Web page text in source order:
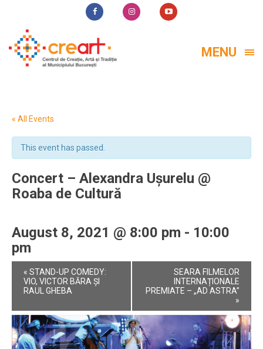
MENU
« All Events
This event has passed.
Concert – Alexandra Ușurelu @
Roaba de Cultură
August 8, 2021 @ 8:00 pm - 10:00
pm
Event
Navigation
« STAND-UP COMEDY:
VIO, VICTOR BĂRA ȘI
RAUL GHEBA
SEARA FILMELOR
INTERNAȚIONALE
PREMIATE – „AD ASTRA”
»